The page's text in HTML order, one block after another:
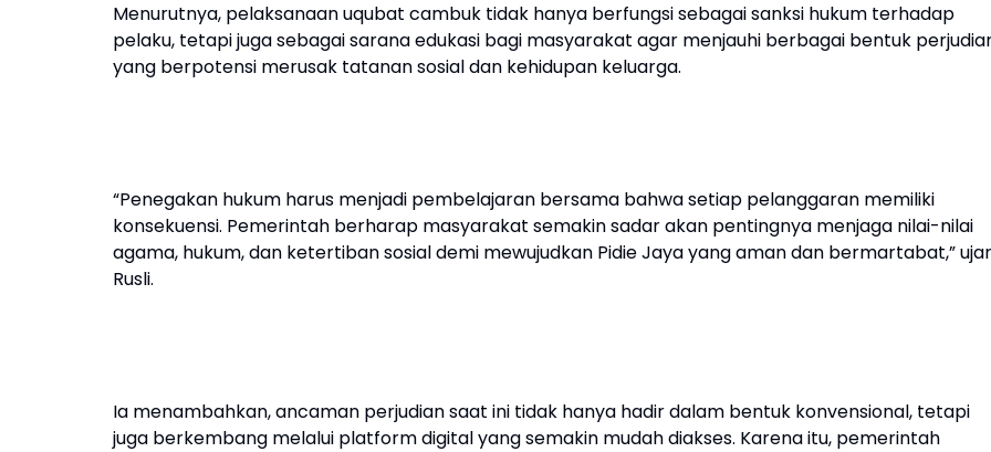
Menurutnya, pelaksanaan uqubat cambuk tidak hanya berfungsi sebagai sanksi hukum terhadap
pelaku, tetapi juga sebagai sarana edukasi bagi masyarakat agar menjauhi berbagai bentuk
yang berpotensi merusak tatanan sosial dan kehidupan keluarga.
“Penegakan hukum harus menjadi pembelajaran bersama bahwa setiap pelanggaran memiliki
konsekuensi. Pemerintah berharap masyarakat semakin sadar akan pentingnya menjaga nilai-nilai
agama, hukum, dan ketertiban sosial demi mewujudkan Pidie Jaya yang aman dan bermartabat,” ujar
Rusli.
Ia menambahkan, ancaman perjudian saat ini tidak hanya hadir dalam bentuk konvensional, tetapi
juga berkembang melalui platform digital yang semakin mudah diakses. Karena itu, pemerintah